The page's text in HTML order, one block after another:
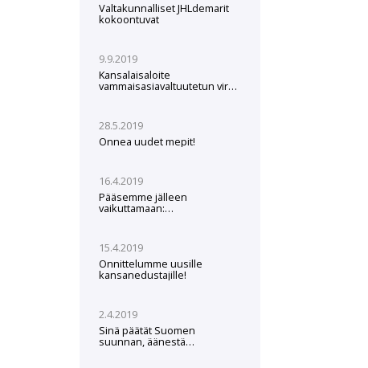
Valtakunnalliset JHLdemarit
kokoontuvat
9.9.2019
Kansalaisaloite
vammaisasiavaltuutetun viran
28.5.2019
Onnea uudet mepit!
16.4.2019
Pääsemme jälleen
vaikuttamaan:
15.4.2019
Onnittelumme uusille
kansanedustajille!
2.4.2019
Sinä päätät Suomen
suunnan, äänestä